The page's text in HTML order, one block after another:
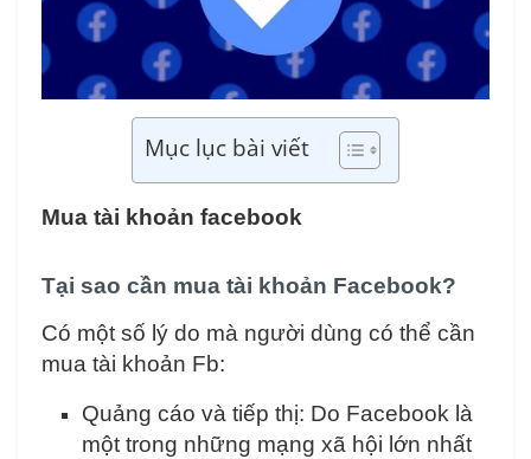
Mục lục bài viết
Mua tài khoản facebook
Tại sao cần mua tài khoản Facebook?
Có một số lý do mà người dùng có thể cần
mua tài khoản Fb:
Quảng cáo và tiếp thị: Do Facebook là
một trong những mạng xã hội lớn nhất